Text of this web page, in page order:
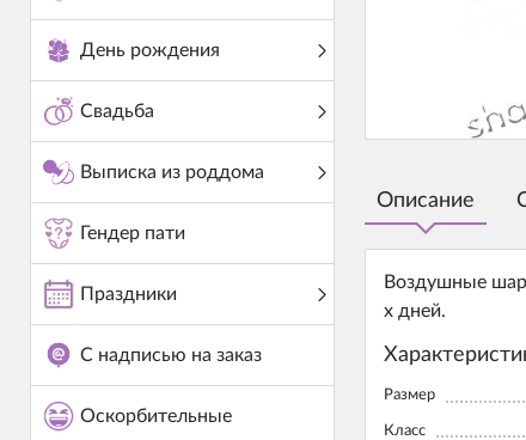
День рождения
Свадьба
Выписка из роддома
Гендер пати
Праздники
С надписью на заказ
Оскорбительные
Описание
Воздушные
х дней.
Размер
Класс